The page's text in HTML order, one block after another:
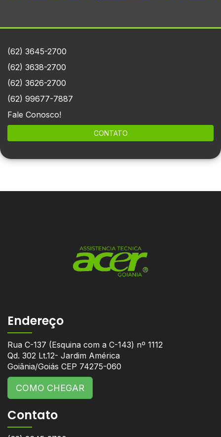
(62) 3645-2700
(62) 3638-2700
(62) 3626-2700
(62) 99677-7887
Fale Conosco!
CONTATO
Endereço
Rua C-137 (Esquina com a C-143) nº 1112
Qd. 302 Lt.12- Jardim América
Goiânia/Goiás CEP 74275-060
COMO CHEGAR
Contato